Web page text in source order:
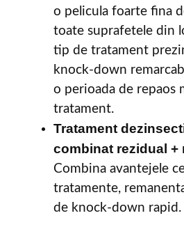
o pelicula foarte fina
toate suprafetele din
tip de tratament
knock-down
o perioada de repaos
tratament.
Tratament
combinat rezidual +
Combina avantejele
tratamente,
de knock-down rapid.